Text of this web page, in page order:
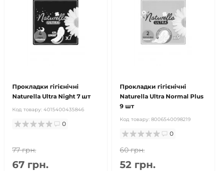
Прокладки гігієнічні
Naturella Ultra Night 7 шт
Код товару: 4015400435846
0
77 грн.
67 грн.
Прокладки гігієнічні
Naturella Ultra Normal Plus
9 шт
Код товару: 8006540098219
0
60 грн.
52 грн.